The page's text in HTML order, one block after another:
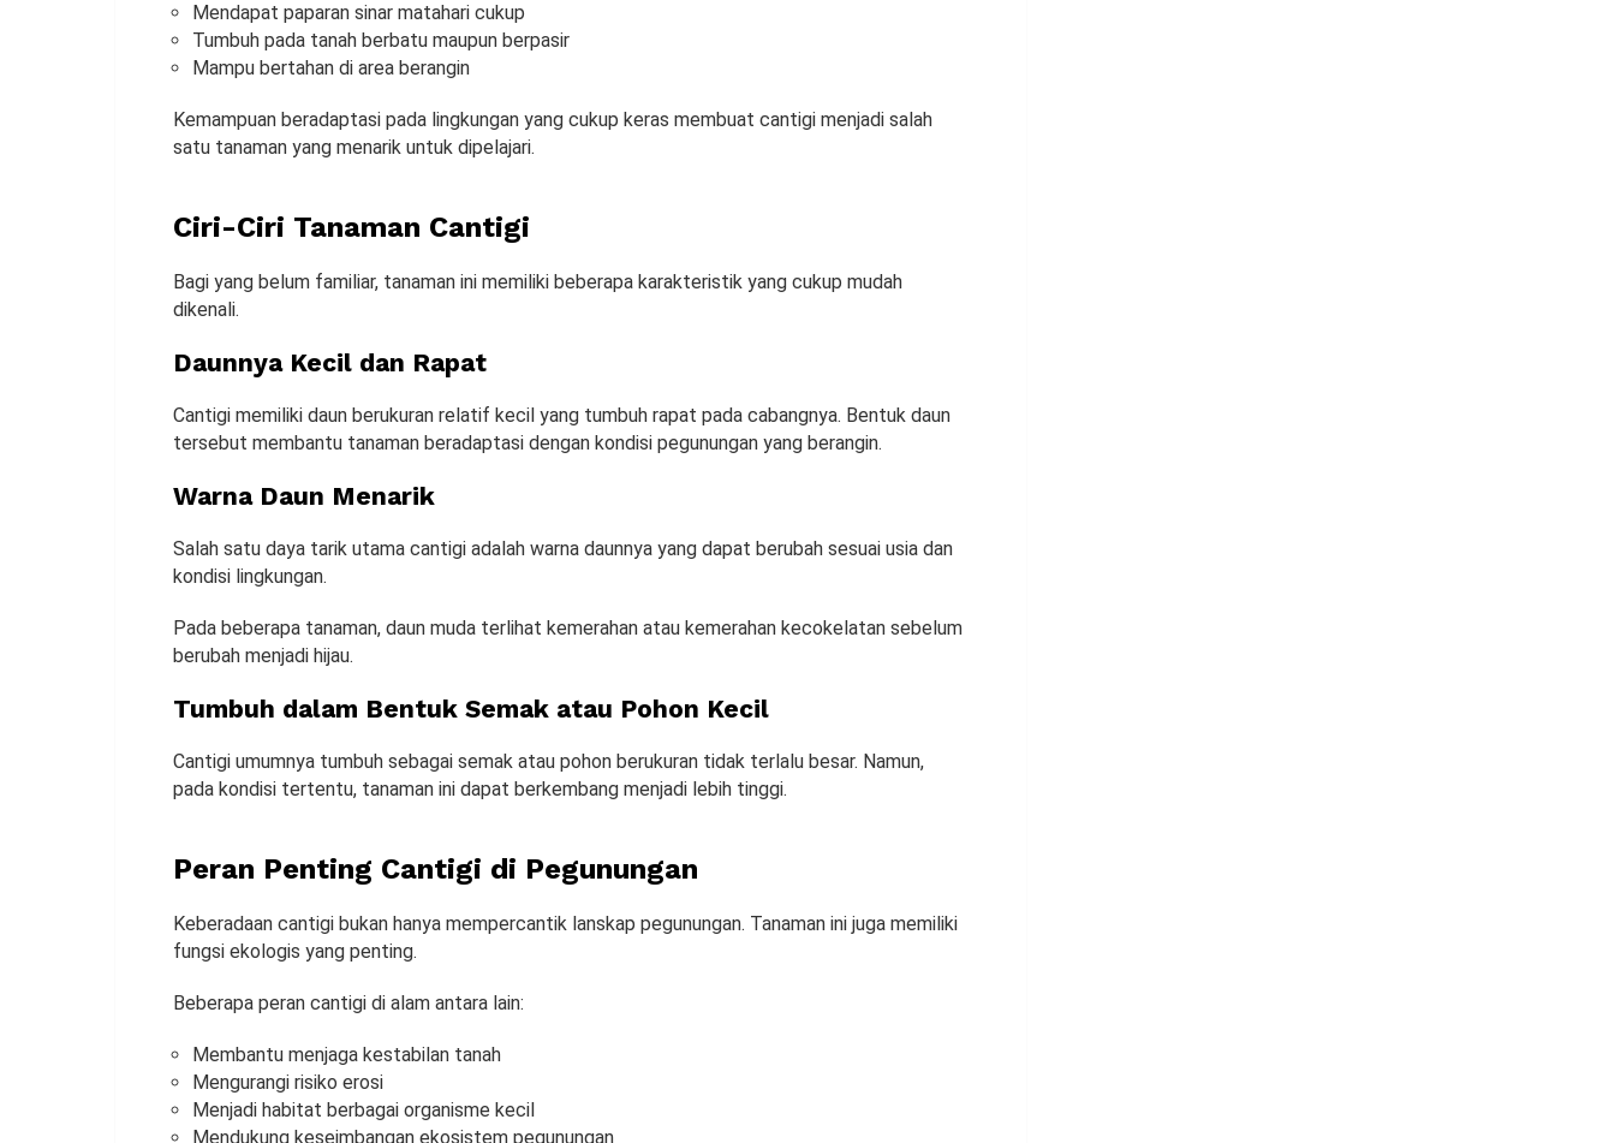
Mendapat paparan sinar matahari cukup
Tumbuh pada tanah berbatu maupun berpasir
Mampu bertahan di area berangin
Kemampuan beradaptasi pada lingkungan yang cukup keras membuat cantigi menjadi salah
satu tanaman yang menarik untuk dipelajari.
Ciri-Ciri Tanaman Cantigi
Bagi yang belum familiar, tanaman ini memiliki beberapa karakteristik yang cukup mudah
dikenali.
Daunnya Kecil dan Rapat
Cantigi memiliki daun berukuran relatif kecil yang tumbuh rapat pada cabangnya. Bentuk daun
tersebut membantu tanaman beradaptasi dengan kondisi pegunungan yang berangin.
Warna Daun Menarik
Salah satu daya tarik utama cantigi adalah warna daunnya yang dapat berubah sesuai usia dan
kondisi lingkungan.
Pada beberapa tanaman, daun muda terlihat kemerahan atau kemerahan kecokelatan sebelum
berubah menjadi hijau.
Tumbuh dalam Bentuk Semak atau Pohon Kecil
Cantigi umumnya tumbuh sebagai semak atau pohon berukuran tidak terlalu besar. Namun,
pada kondisi tertentu, tanaman ini dapat berkembang menjadi lebih tinggi.
Peran Penting Cantigi di Pegunungan
Keberadaan cantigi bukan hanya mempercantik lanskap pegunungan. Tanaman ini juga memiliki
fungsi ekologis yang penting.
Beberapa peran cantigi di alam antara lain:
Membantu menjaga kestabilan tanah
Mengurangi risiko erosi
Menjadi habitat berbagai organisme kecil
Mendukung keseimbangan ekosistem pegunungan